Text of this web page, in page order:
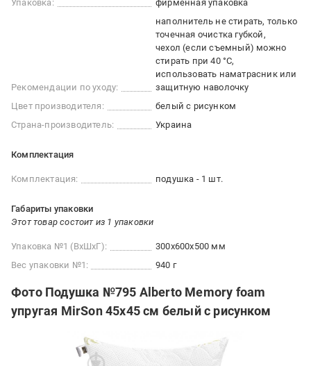
Упаковка: фирменная упаковка
Рекомендации по уходу:
наполнитель не стирать, только
точечная очистка губкой
чехол (если съемный) можно
стирать при 40 °С
использовать наматрасник или
защитную наволочку
Цвет производителя:
белый с рисунком
Страна-производитель:
Украина
Комплектация
Комплектация: подушка - 1 шт.
Габариты упаковки
Этот товар состоит из 1 упаковки
Упаковка №1 (ВхШхГ):
300x600x500 мм
Вес упаковки №1:
940 г
Фото Подушка №795 Alberto Memory foam
упругая MirSon 45x45 см белый с рисунком